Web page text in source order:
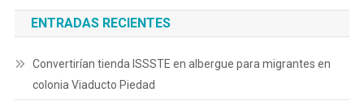
ENTRADAS RECIENTES
Convertirían tienda ISSSTE en albergue para migrantes en
colonia Viaducto Piedad